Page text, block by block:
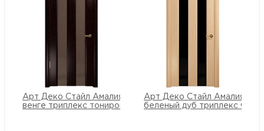
Арт Деко Стайл Амалия-2
венге триплекс тонированный
Арт Деко Стайл Амалия-2
беленый дуб триплекс